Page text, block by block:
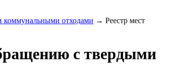
коммунальными отходами → Реестр мест
с твердыми